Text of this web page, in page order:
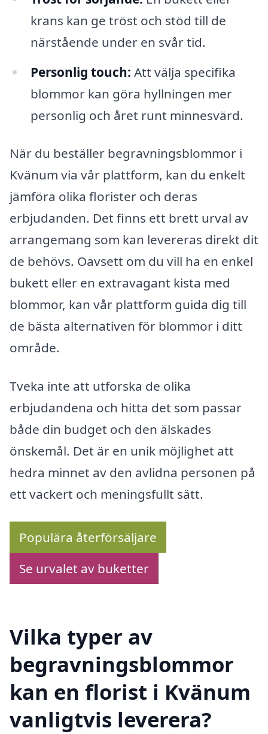
krans kan ge tröst och stöd till de
närstående under en svår tid.
Personlig touch: Att välja specifika
blommor kan göra hyllningen mer
personlig och året runt minnesvärd.
När du beställer begravningsblommor i
Kvänum via vår plattform, kan du enkelt
jämföra olika florister och deras
erbjudanden. Det finns ett brett urval av
arrangemang som kan levereras direkt dit
de behövs. Oavsett om du vill ha en enkel
bukett eller en extravagant kista med
blommor, kan vår plattform guida dig till
de bästa alternativen för blommor i ditt
område.
Tveka inte att utforska de olika
erbjudandena och hitta det som passar
både din budget och den älskades
önskemål. Det är en unik möjlighet att
hedra minnet av den avlidna personen på
ett vackert och meningsfullt sätt.
Populära återförsäljare
Se urvalet av buketter
Vilka typer av
begravningsblommor
kan en florist i Kvänum
vanligtvis leverera?